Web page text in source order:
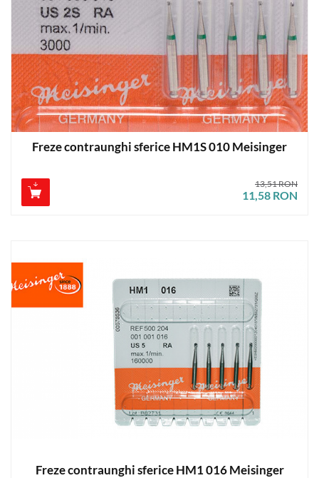
Freze contraunghi sferice HM1S 010 Meisinger
11,58 RON
13,51 RON
Freze contraunghi sferice HM1 016 Meisinger